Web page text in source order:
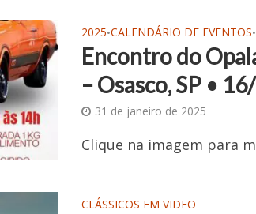
2025•CALENDÁRIO DE EVENTOS•
Encontro do
– Osasco, SP •
31 de janeiro de 2025
Clique na imagem para
CLÁSSICOS EM VIDEO